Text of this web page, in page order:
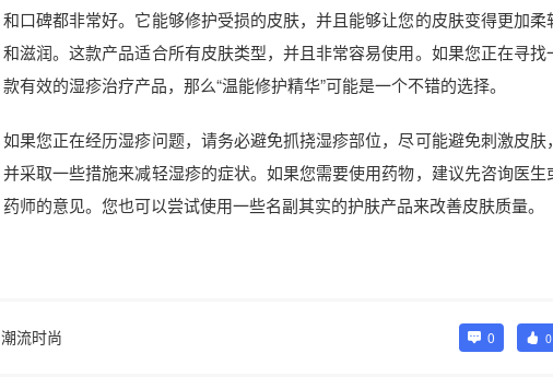
和口碑都非常好。它能够修护受损的皮肤，并且能够让您的皮肤变得更加柔
和滋润。这款产品适合所有皮肤类型，并且非常容易使用。如果您正在寻找
款有效的湿疹治疗产品，那么“温能修护精华”可能是一个不错的选择。
如果您正在经历湿疹问题，请务必避免抓挠湿疹部位，尽可能避免刺激皮肤，
并采取一些措施来减轻湿疹的症状。如果您需要使用药物，建议先咨询医生
药师的意见。您也可以尝试使用一些名副其实的护肤产品来改善皮肤质量。
潮流时尚 0 0